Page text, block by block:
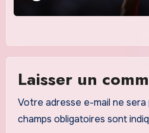
Laisser un
Votre adresse e-mail ne sera
champs obligatoires sont